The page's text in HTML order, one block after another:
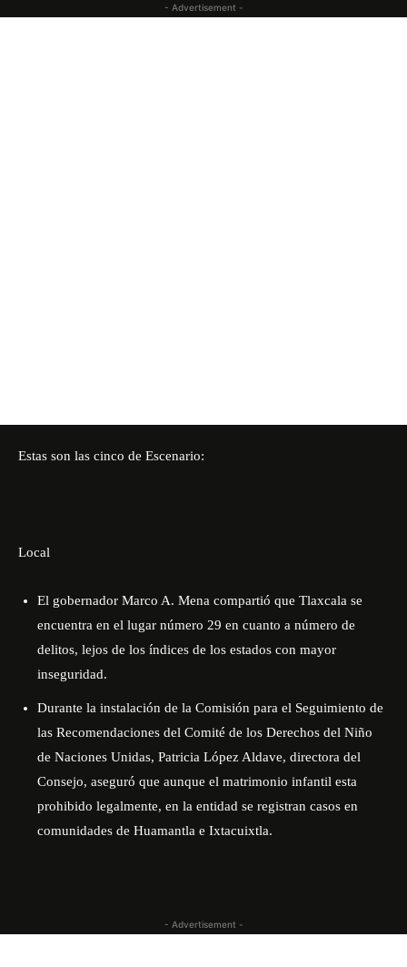
- Advertisement -
Estas son las cinco de Escenario:
Local
El gobernador Marco A. Mena compartió que Tlaxcala se
encuentra en el lugar número 29 en cuanto a número de
delitos, lejos de los índices de los estados con mayor
inseguridad.
Durante la instalación de la Comisión para el Seguimiento de
las Recomendaciones del Comité de los Derechos del Niño
de Naciones Unidas, Patricia López Aldave, directora del
Consejo, aseguró que aunque el matrimonio infantil esta
prohibido legalmente, en la entidad se registran casos en
comunidades de Huamantla e Ixtacuixtla.
- Advertisement -